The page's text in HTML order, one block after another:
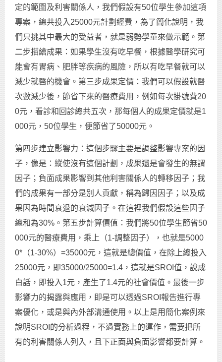
定的範圍及利害關係人，我們假設有50位學生參加這項
專案，總共投入25000元計劃經費，為了簡化說明，我
們只挑其中最大的受益者，就是弱勢學童來做示範。第
二步描繪成果：如果學生沒有吃早餐，根據醫學研究可
能會有胃病、肥胖等疾病的風險，所以有吃早餐就可以
減少就醫的機會。第三步成果定價：我們可以假設就醫
次數減少後，節省下來的醫療費用，例如每次掛號費20
0元，看診和回診總共五次，那每個人的成果定價就是1
000元，50位學生，便節省了50000元。
第四步建立影響力：這個步驟主要是調整影響專案的因
子，像是：縱使沒有這個計劃，成果還是會發生的無謂
因子；負面成果影響到其他利害關係人的轉移因子；我
們的成果有一部分是別人貢獻，稱為歸因因子；以及成
果因為時間衰退的衰減因子。在這裡我們假設這些因子
總和為30%。第五步計算價值：我們將50位學生節省50
000元的醫療費用，乘上（1-調整因子），也就是5000
0*（1-30%）=35000元，這就是總價值，在除上總投入
25000元，即35000/25000=1.4，這就是SROI值，說成
白話，即投入1元，產生了1.4元的社會價值。最後一步
影響力的揭露與應用，即是可以透過SROI報告進行專
案優化，或是與內外部溝通使用。以上是用簡化案例來
說明SROI的分析過程，不過實務上的運作，需要把所
有的利害關係人列入，且下正面與負面影響都要計算。